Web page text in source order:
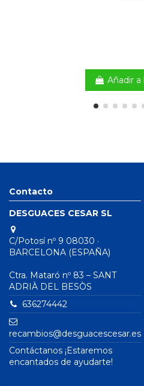
Añadir a
Contacto
DESGUACES CESAR SL
C/Potosí nº 9 08030 ·
BARCELONA (ESPAÑA)
Ctra. Mataró nº 83 – SANT
ADRIÀ DEL BESÒS
636274442
recambios@desguacescesar.es
Contáctanos ¡Estaremos
encantados de ayudarte!